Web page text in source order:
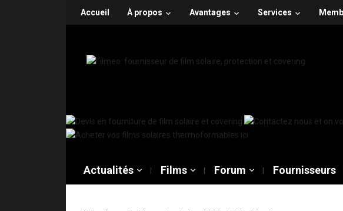
Accueil À propos Avantages Services
Actualités Films Forum Fournisseurs